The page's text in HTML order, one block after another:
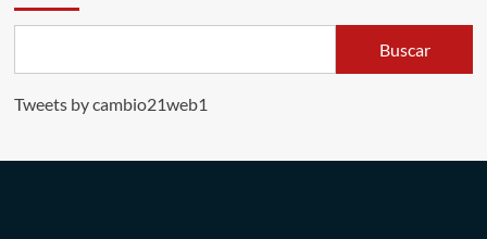
Buscar
Tweets by cambio21web1